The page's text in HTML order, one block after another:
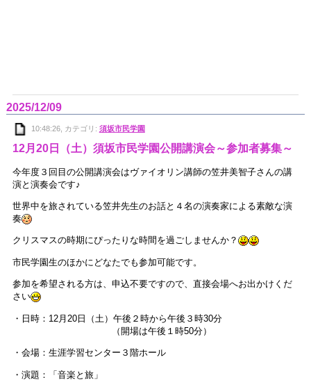
2025/12/09
10:48:26, カテゴリ: 須坂市民学園
12月20日（土）須坂市民学園公開講演会～参加者募集～
今年度３回目の公開講演会はヴァイオリン講師の笠井美智子さんの講
演と演奏会です♪
世界中を旅されている笠井先生のお話と４名の演奏家による素敵な演
奏
クリスマスの時期にぴったりな時間を過ごしませんか？
市民学園生のほかにどなたでも参加可能です。
参加を希望される方は、申込不要ですので、直接会場へお出かけくだ
さい
・日時：12月20日（土）午後２時から午後３時30分
（開場は午後１時50分）
・会場：生涯学習センター３階ホール
・演題：「音楽と旅」